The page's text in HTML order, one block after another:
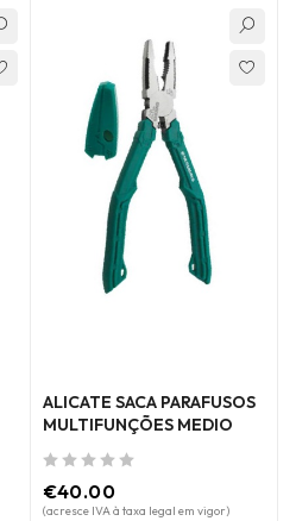
ALICATE SACA PARAFUSOS
MULTIFUNÇÕES MEDIO
€40.00
(acresce IVA à taxa legal em vigor)